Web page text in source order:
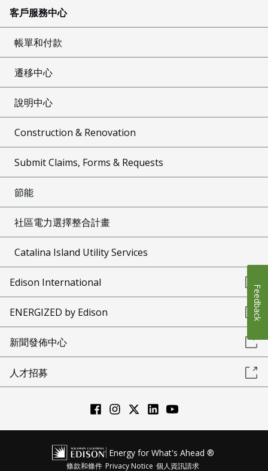
客戶服務中心
帳單和付款
遷移中心
說明中心
Construction & Renovation
Submit Claims, Forms & Requests
節能
社區電力選擇整合計畫
Catalina Island Utility Services
Edison International
ENERGIZED by Edison
新聞發佈中心
人才招募
Energy for What's Ahead ®
條款和條件 Privacy Notice 個人資訊請求
Feedback